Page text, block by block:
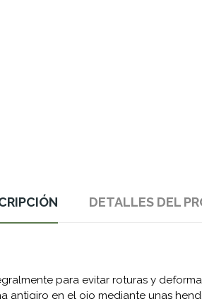
DETALLES DEL
para evitar roturas y
antigiro en el ojo mediante unas